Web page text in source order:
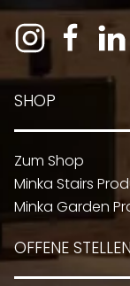
SHOP
Zum Shop
Minka Stairs
Minka Garden
OFFENE STELLEN